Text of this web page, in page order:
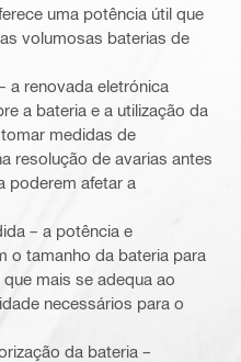
uma potência útil que
volumosas baterias de
a renovada eletrónica
a bateria e a utilização da
medidas de
resolução de avarias antes
poderem afetar a
– a potência e
o tamanho da bateria para
mais se adequa ao
necessários para o
da bateria –